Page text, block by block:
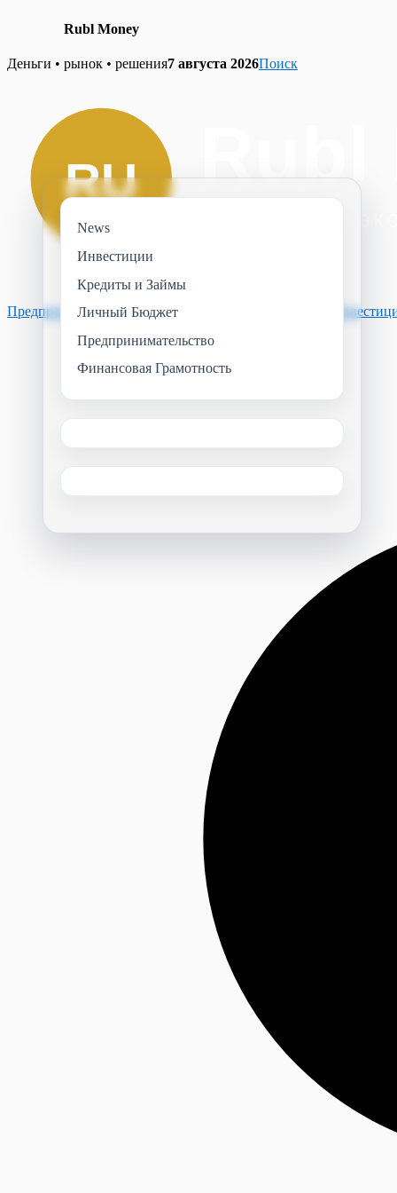
Rubl Money
Skip
Деньги • рынок • решения7 августа 2026Поиск
ПредпринимательствоФинансовая Грамотность
News
Инвестиции
Кредиты и Займы
Личный Бюджет
Предпринимательство
Финансовая Грамотность